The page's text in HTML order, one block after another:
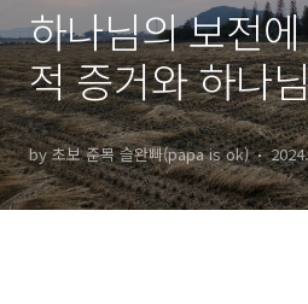
하나님의 보전
적 증거와 하나
대한 정당성
by 초보 준목 슬완빠(papa is ok)